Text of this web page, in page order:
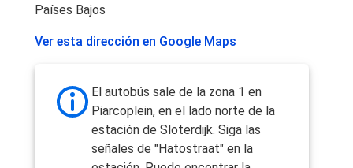
Países Bajos
Ver esta dirección en Google Maps
El autobús sale de la zona 1 en
Piarcoplein, en el lado norte de la
estación de Sloterdijk. Siga las
señales de "Hatostraat" en la